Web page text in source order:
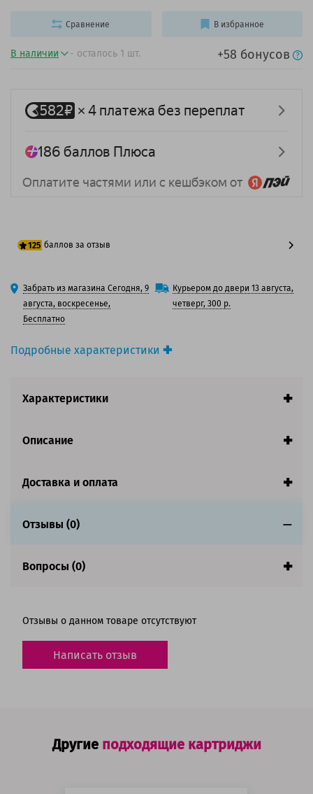
Подробные характеристики
Вид товара:Картридж струйный
Ресурс:1 300 страниц формата А4 при 5%
Страна:Япония
В наличии - осталось 1 шт. +58 бонусов
125 баллов за отзыв
100 баллов
125 баллов
Забрать из магазина Сегодня, 9
августа, воскресенье,
Бесплатно
Курьером до двери 13 августа,
четверг, 300 р.
Сравнение В избранное
Характеристики
Описание
Доставка и оплата
Отзывы (0)
Вопросы (0)
Отзывы о данном товаре отсутствуют
Написать отзыв
Другие подходящие картриджи